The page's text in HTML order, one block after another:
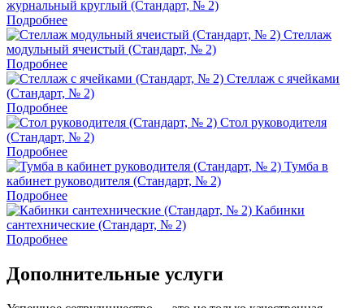
журнальный круглый (Стандарт, № 2)
Подробнее
Стеллаж
модульный ячеистый (Стандарт, № 2)
Подробнее
Стеллаж с ячейками
(Стандарт, № 2)
Подробнее
Стол руководителя
(Стандарт, № 2)
Подробнее
Тумба в
кабинет руководителя (Стандарт, № 2)
Подробнее
Кабинки
сантехнические (Стандарт, № 2)
Подробнее
Дополнительные услуги